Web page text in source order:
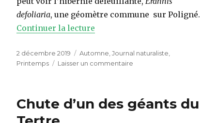
defoliaria, une géomètre commune sur Poligné.
Continuer la lecture
Publié
le
2 décembre 2019 Catégories
Automne ,Journal naturaliste
Printemps
Laisser un commentaire
printemps
Chute d’un des géants du